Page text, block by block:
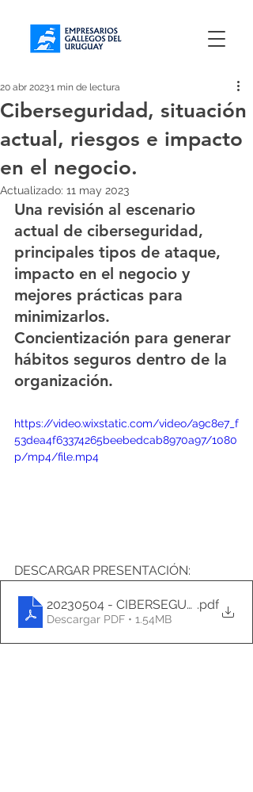
Ciberseguridad, situación
actual, riesgos e impacto
en el negocio.
20 abr 20231 min de lectura
Actualizado: 11 may 2023
Una revisión al escenario
actual de ciberseguridad,
principales tipos de ataque,
impacto en el negocio y
mejores prácticas para
minimizarlos.
Concientización para generar
hábitos seguros dentro de la
organización.
https://video.wixstatic.com/video/a9c8e7_f
53dea4f63374265beebedcab8970a97/1080
p/mp4/file.mp4
DESCARGAR PRESENTACIÓN:
20230504 - CIBERSEGURIDAD v1
.pdf
Descargar PDF • 1.54MB